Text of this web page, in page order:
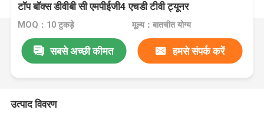
टॉप बॉक्स डीवीबी सी एमपीईजी4 एचडी टीवी ट्यूनर
MOQ：10 टुकड़े मूल्य：बातचीत योग्य
सबसे अच्छी कीमत हमसे संपर्क करें
उत्पाद विवरण